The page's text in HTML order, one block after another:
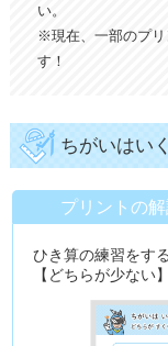
い。
※現在、一部のプリ
す！
ちがいはい
プリントの解
ひき算の練習をす
【どちらが少ない】